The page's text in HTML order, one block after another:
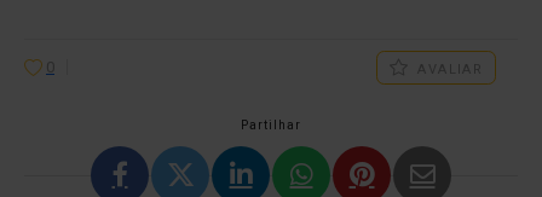
0 AVALIAR
Partilhar